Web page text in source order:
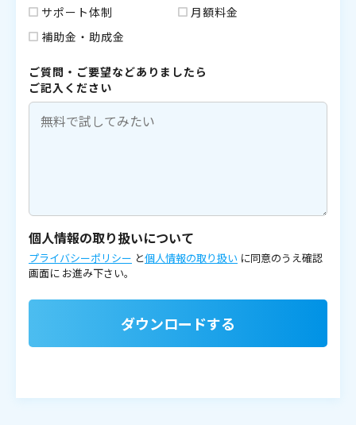
サポート体制
月額料金
補助金・助成金
ご質問・ご要望などありましたら
ご記入ください
個人情報の取り扱いについて
プライバシーポリシー と個人情報の取り扱い に同意のうえ確認
画面に お進み下さい。
ダウンロードする